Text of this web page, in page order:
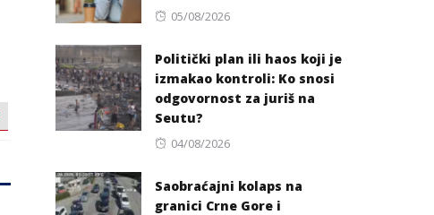
Posted
05/08/2026
Politički plan ili haos koji je
izmakao kontroli: Ko snosi
odgovornost za juriš na
Seutu?
Posted
04/08/2026
Saobraćajni kolaps na
granici Crne Gore i